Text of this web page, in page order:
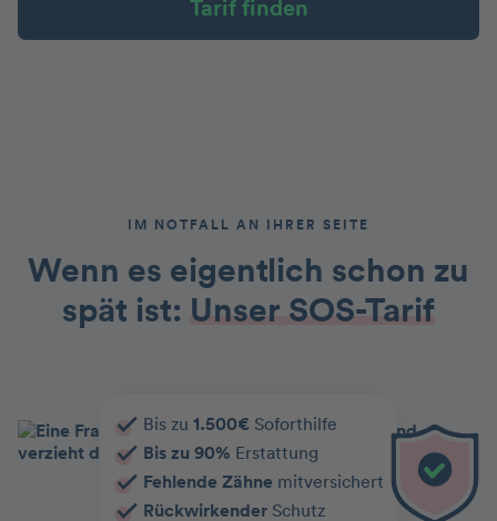
Tarif finden
IM NOTFALL AN IHRER SEITE
Wenn es eigentlich schon zu
spät ist: Unser SOS-Tarif
Bis zu1.500€ Soforthilfe
Bis zu 90% Erstattung
Fehlende Zähne mitversichert
Rückwirkender Schutz